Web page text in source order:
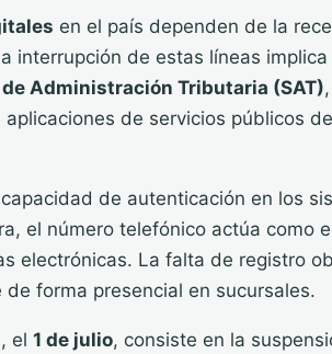
en el país dependen de la
interrupción de estas líneas implica
Administración Tributaria (SAT)
aplicaciones de servicios públicos
de autenticación en los
el número telefónico actúa como
electrónicas. La falta de registro
forma presencial en sucursales.
el 1 de julio, consiste en la